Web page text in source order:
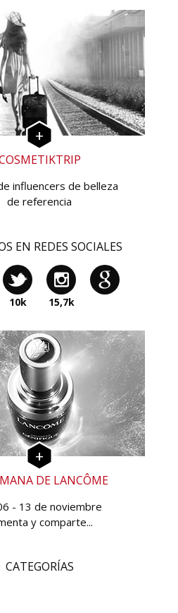
influencers de belleza
de referencia
EN REDES SOCIALES
10k 15,7k
DE LANCÔME
- 13 de noviembre
y comparte...
CATEGORÍAS